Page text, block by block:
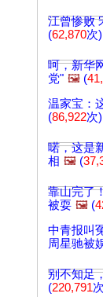
江曾惨败
(62,870次)
呵，新华
党" 🖼️ (
温家宝：
(86,922次)
喏，这是
相 🖼️ (
靠山完了
被耍 🖼️ (
中青报叫
周星驰被
别不知足
(220,791